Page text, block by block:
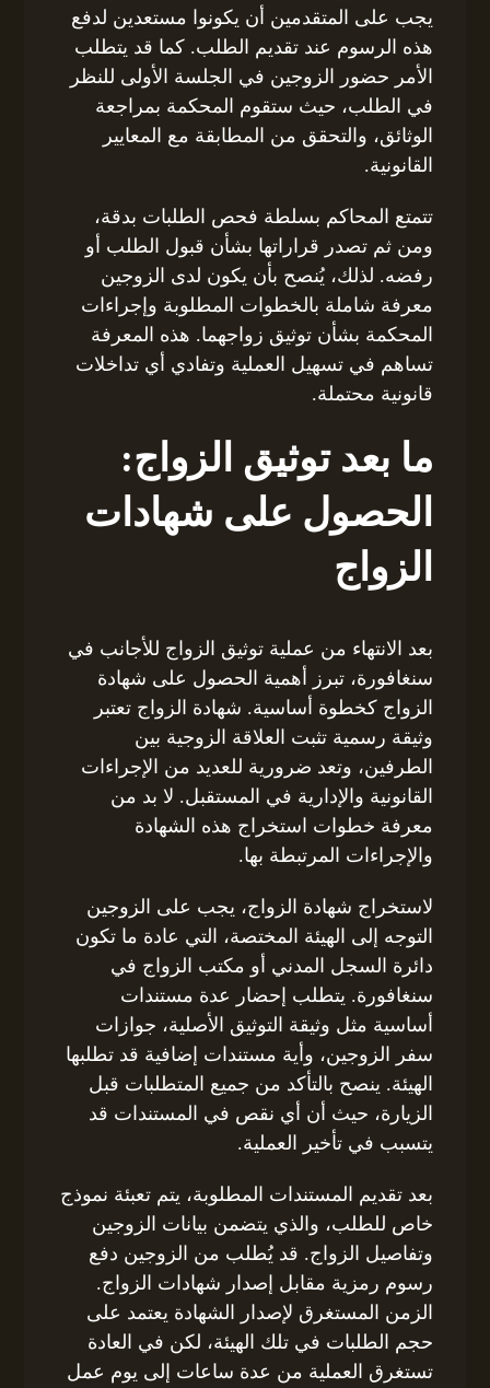
يجب على المتقدمين أن يكونوا مستعدين لدفع
هذه الرسوم عند تقديم الطلب. كما قد يتطلب
الأمر حضور الزوجين في الجلسة الأولى للنظر
في الطلب، حيث ستقوم المحكمة بمراجعة
الوثائق، والتحقق من المطابقة مع المعايير
القانونية.
تتمتع المحاكم بسلطة فحص الطلبات بدقة،
ومن ثم تصدر قراراتها بشأن قبول الطلب أو
رفضه. لذلك، يُنصح بأن يكون لدى الزوجين
معرفة شاملة بالخطوات المطلوبة وإجراءات
المحكمة بشأن توثيق زواجهما. هذه المعرفة
تساهم في تسهيل العملية وتفادي أي تداخلات
قانونية محتملة.
ما بعد توثيق الزواج:
الحصول على شهادات
الزواج
بعد الانتهاء من عملية توثيق الزواج للأجانب في
سنغافورة، تبرز أهمية الحصول على شهادة
الزواج كخطوة أساسية. شهادة الزواج تعتبر
وثيقة رسمية تثبت العلاقة الزوجية بين
الطرفين، وتعد ضرورية للعديد من الإجراءات
القانونية والإدارية في المستقبل. لا بد من
معرفة خطوات استخراج هذه الشهادة
والإجراءات المرتبطة بها.
لاستخراج شهادة الزواج، يجب على الزوجين
التوجه إلى الهيئة المختصة، التي عادة ما تكون
دائرة السجل المدني أو مكتب الزواج في
سنغافورة. يتطلب إحضار عدة مستندات
أساسية مثل وثيقة التوثيق الأصلية، جوازات
سفر الزوجين، وأية مستندات إضافية قد تطلبها
الهيئة. ينصح بالتأكد من جميع المتطلبات قبل
الزيارة، حيث أن أي نقص في المستندات قد
يتسبب في تأخير العملية.
بعد تقديم المستندات المطلوبة، يتم تعبئة نموذج
خاص للطلب، والذي يتضمن بيانات الزوجين
وتفاصيل الزواج. قد يُطلب من الزوجين دفع
رسوم رمزية مقابل إصدار شهادات الزواج.
الزمن المستغرق لإصدار الشهادة يعتمد على
حجم الطلبات في تلك الهيئة، لكن في العادة
تستغرق العملية من عدة ساعات إلى يوم عمل